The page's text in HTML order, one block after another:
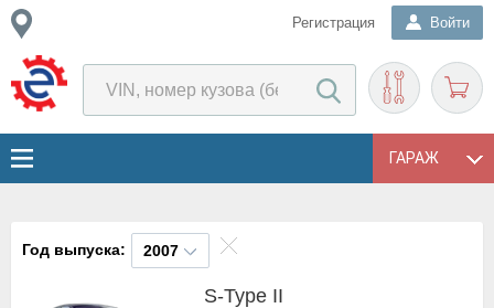
Регистрация Войти
ГАРАЖ
Год выпуска: 2007
S-Type II